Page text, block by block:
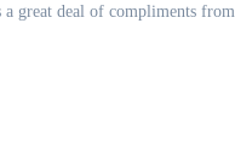
a great deal of compliments